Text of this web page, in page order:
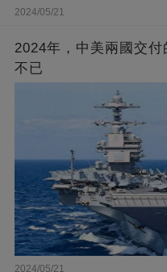
2024/05/21
2024年，中美兩國交
不已
2024/05/21